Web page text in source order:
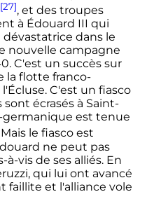
[27], et des troupes
à Édouard III qui
dans le
nouvelle campagne
C'est un succès sur
la flotte franco-
C'est un fiasco
sont écrasés à Saint-
est tenue
Mais le fiasco est
ne peut pas
vis de ses alliés. En
qui lui ont avancé
faillite et l'alliance vole